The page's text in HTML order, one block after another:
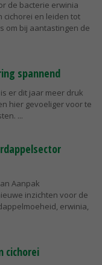
de bacterie erwinia
cichorei en leiden tot
om bij aantastingen de
spannend
er dit jaar meer druk
hier gevoeliger voor te
Aanpak
inzichten voor de
erwinia,
cichorei